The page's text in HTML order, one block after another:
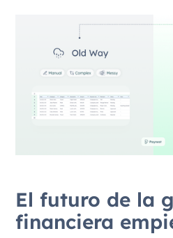
El futuro de la
financiera